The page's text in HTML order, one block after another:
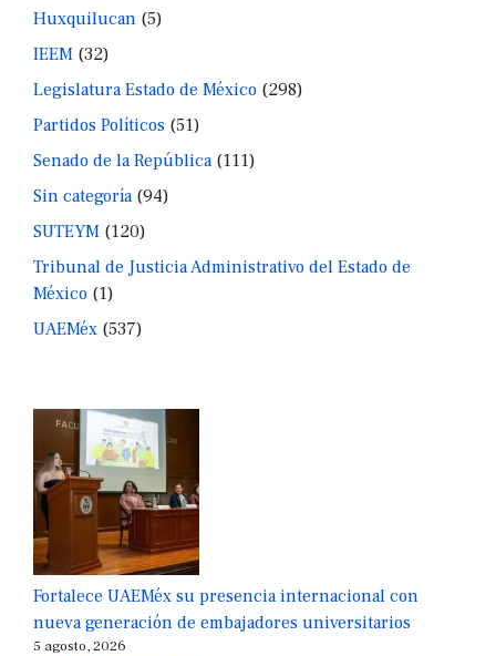
Huxquilucan (5)
IEEM (32)
Legislatura Estado de México (298)
Partidos Políticos (51)
Senado de la República(111)
Sin categoría(94)
SUTEYM (120)
Tribunal de Justicia Administrativo del Estado de
México (1)
UAEMéx (537)
Fortalece UAEMéx su presencia internacional con
nueva generación de embajadores universitarios
5 agosto, 2026